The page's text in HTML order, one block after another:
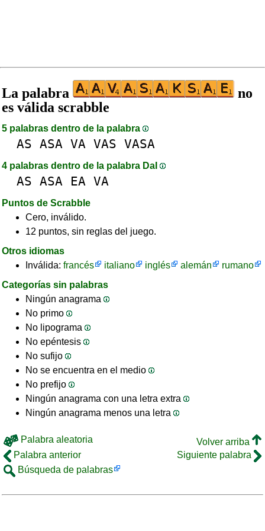
La palabra
no
es válida scrabble
5 palabras dentro de la palabra
AS ASA VA VAS VASA
4 palabras dentro de la palabra DaI
AS ASA EA VA
Puntos de Scrabble
Cero, inválido.
12 puntos, sin reglas del juego.
Otros idiomas
Inválida: francés italiano inglés alemán
rumano
Categorías sin palabras
Ningún anagrama
No primo
No lipograma
No epéntesis
No sufijo
No se encuentra en el medio
No prefijo
Ningún anagrama con una letra extra
Ningún anagrama menos una letra
Palabra aleatoria
Volver arriba
Palabra anterior
Siguiente palabra
Búsqueda de palabras